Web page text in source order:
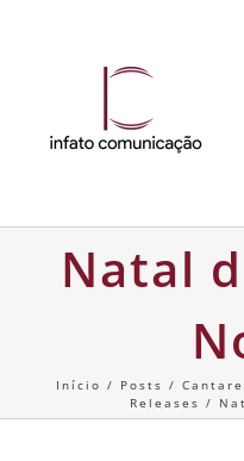
Natal
Início Posts
Releases